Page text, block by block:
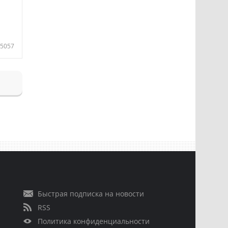
5057
Быстрая подписка на новости
RSS
Политика конфиденциальности